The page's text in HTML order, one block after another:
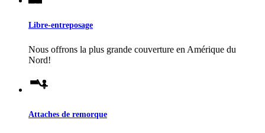
Libre-entreposage
Nous offrons la plus grande couverture en Amérique du
Nord!
Attaches de remorque